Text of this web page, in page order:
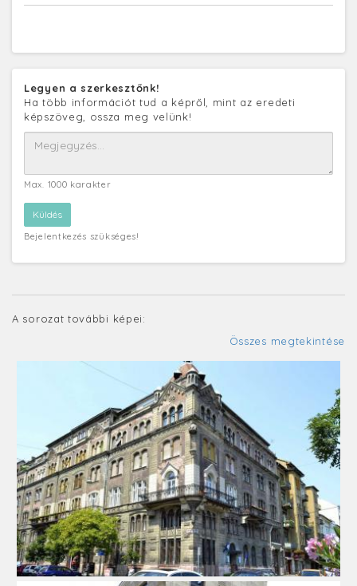
Legyen a szerkesztőnk!
Ha több információt tud a képről, mint az eredeti
képszöveg, ossza meg velünk!
Max. 1000 karakter
Bejelentkezés szükséges!
A sorozat további képei:
Összes megtekintése